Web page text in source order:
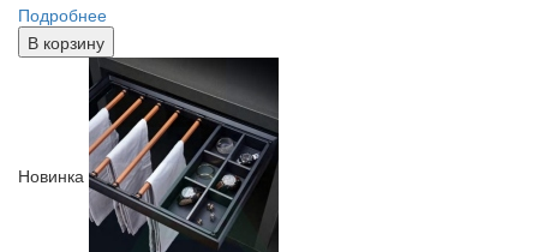
Подробнее
В корзину
Новинка